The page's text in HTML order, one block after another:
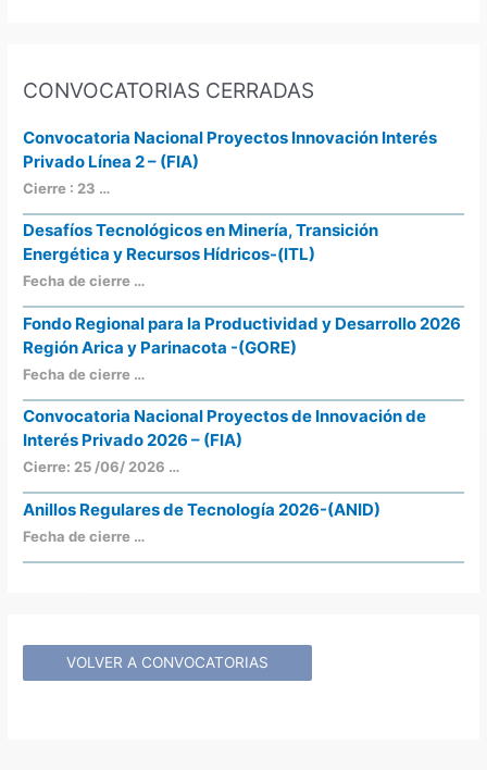
CONVOCATORIAS CERRADAS
Convocatoria Nacional Proyectos Innovación Interés
Privado Línea 2 – (FIA)
Cierre : 23 …
Desafíos Tecnológicos en Minería, Transición
Energética y Recursos Hídricos-(ITL)
Fecha de cierre …
Fondo Regional para la Productividad y Desarrollo 2026
Región Arica y Parinacota -(GORE)
Fecha de cierre …
Convocatoria Nacional Proyectos de Innovación de
Interés Privado 2026 – (FIA)
Cierre: 25 /06/ 2026 …
Anillos Regulares de Tecnología 2026-(ANID)
Fecha de cierre …
VOLVER A CONVOCATORIAS